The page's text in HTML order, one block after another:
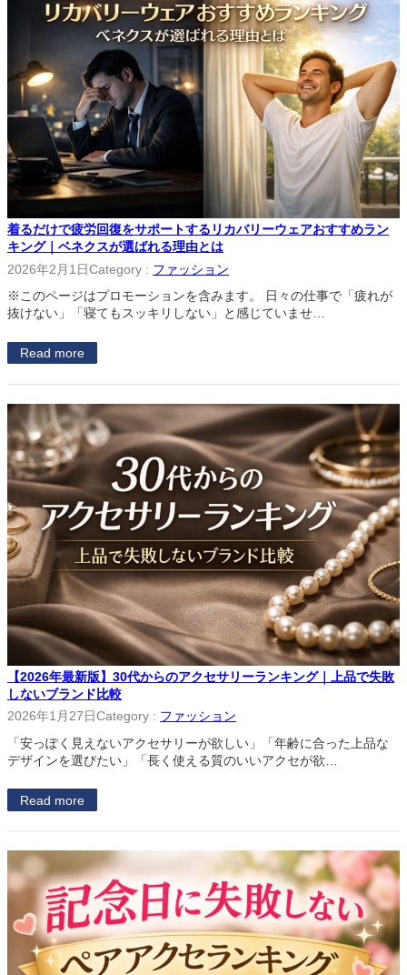
着るだけで疲労回復をサポートするリカバリーウェアおすすめラン
キング｜ベネクスが選ばれる理由とは
2026年2月1日Category : ファッション
※このページはプロモーションを含みます。 日々の仕事で「疲れが
抜けない」「寝てもスッキリしない」と感じていませ…
Read more
【2026年最新版】30代からのアクセサリーランキング｜上品で失敗
しないブランド比較
2026年1月27日Category : ファッション
「安っぽく見えないアクセサリーが欲しい」「年齢に合った上品な
デザインを選びたい」「長く使える質のいいアクセが欲…
Read more